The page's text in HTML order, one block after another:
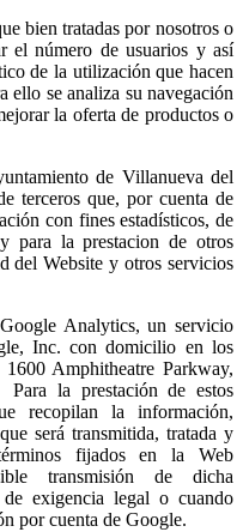
bien tratadas por nosotros o
el número de usuarios y así
de la utilización que hacen
ello se analiza su navegación
la oferta de productos o
de Villanueva del
terceros que, por cuenta de
con fines estadísticos, de
para la prestacion de otros
del Website y otros servicios
Analytics, un servicio
Inc. con domicilio en los
Amphitheatre Parkway,
la prestación de estos
recopilan la información,
será transmitida, tratada y
fijados en la Web
transmisión de dicha
exigencia legal o cuando
por cuenta de Google.